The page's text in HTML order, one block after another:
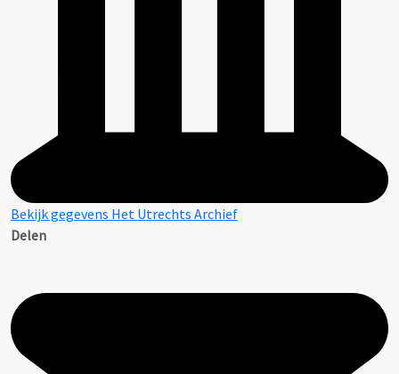
Bekijk gegevens Het Utrechts Archief
Delen